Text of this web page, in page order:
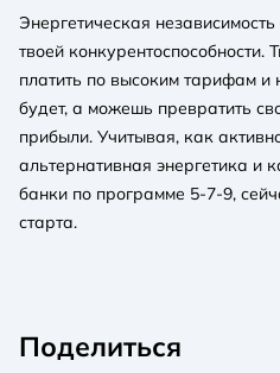
Энергетическая
твоей
платить по высоким тарифам и
будет, а можешь превратить
прибыли. Учитывая, как
альтернативная энергетика и
банки по программе 5-7-9,
старта.
Поделиться